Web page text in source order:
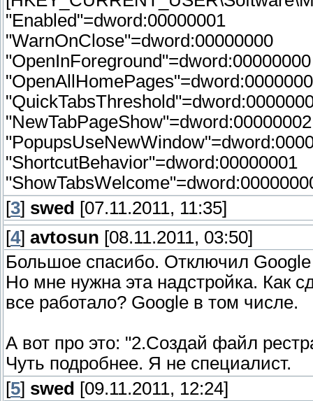
"Enabled"=dword:00000001
"WarnOnClose"=dword:00000000
"OpenInForeground"=dword:00000000
"NewTabPageShow"=dword:00000002
"ShortcutBehavior"=dword:00000001
[3] swed [07.11.2011, 11:35]
[4] avtosun [08.11.2011, 03:50]
Большое спасибо. Отключил Google
Но мне нужна эта надстройка. Как
все работало? Google в том числе.
А вот про это: "2.Создай файл
Чуть подробнее. Я не специалист.
[5] swed [09.11.2011, 12:24]